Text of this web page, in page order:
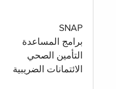
SNAP
برامج المساعدة
التأمين الصحي
الائتمانات الضريبية